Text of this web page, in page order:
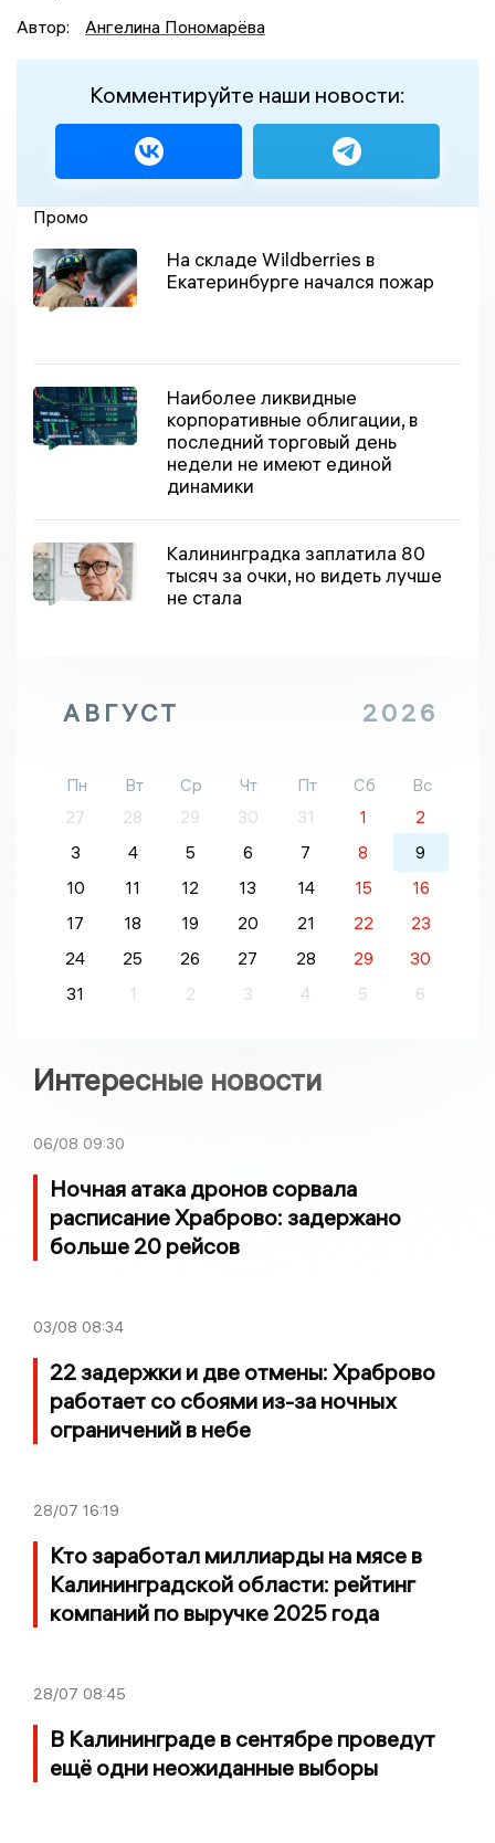
Автор:
Ангелина Пономарёва
Комментируйте наши новости:
Промо
На складе Wildberries в
Екатеринбурге начался пожар
Наиболее ликвидные
корпоративные облигации, в
последний торговый день
недели не имеют единой
динамики
Калининградка заплатила 80
тысяч за очки, но видеть лучше
не стала
АВГУСТ 2026
Пн Вт Ср Чт Пт Сб
Вс
27
28 29 30 31 1
2
3
4 5 6 7 8
9
10
11 12 13 14 15
16
17
18 19 20 21 22
23
24
25 26 27 28 29
30
31
1 2 3 4 5 6
Интересные новости
06/08 09:30
Ночная атака дронов сорвала
расписание Храброво: задержано
больше 20 рейсов
03/08 08:34
22 задержки и две отмены: Храброво
работает со сбоями из-за ночных
ограничений в небе
28/07 16:19
Кто заработал миллиарды на мясе в
Калининградской области: рейтинг
компаний по выручке 2025 года
28/07 08:45
В Калининграде в сентябре проведут
ещё одни неожиданные выборы